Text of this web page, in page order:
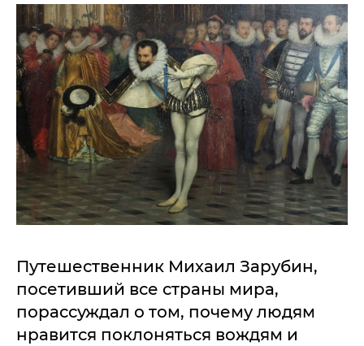
Путешественник Михаил Зарубин,
посетивший все страны мира,
порассуждал о том, почему людям
нравится поклоняться вождям и